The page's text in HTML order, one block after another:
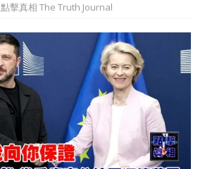
點擊真相 The Truth Journal